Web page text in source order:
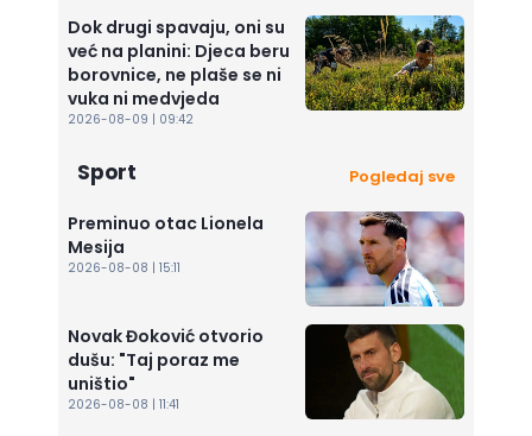
Dok drugi spavaju, oni su
već na planini: Djeca beru
borovnice, ne plaše se ni
vuka ni medvjeda
2026-08-09 | 09:42
Sport Pogledaj sve
Preminuo otac Lionela
Mesija
2026-08-08 | 15:11
Novak Đoković otvorio
dušu: "Taj poraz me
uništio"
2026-08-08 | 11:41